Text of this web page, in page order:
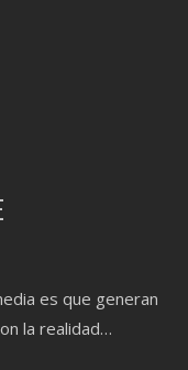
es que generan
la realidad…